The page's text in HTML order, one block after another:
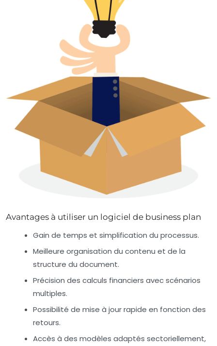
Avantages à utiliser un logiciel de business plan
Gain de temps et simplification du processus.
Meilleure organisation du contenu et de la
structure du document.
Précision des calculs financiers avec scénarios
multiples.
Possibilité de mise à jour rapide en fonction des
retours.
Accès à des modèles adaptés sectoriellement,